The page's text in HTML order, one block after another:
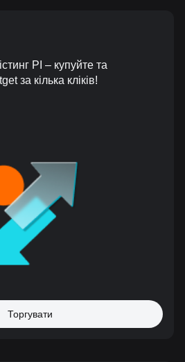
PI – купуйте та
за кілька кліків!
Торгувати